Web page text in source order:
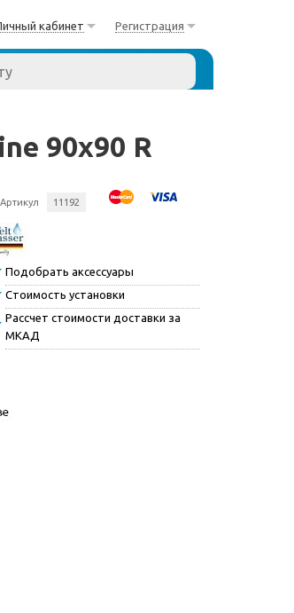
кабинет Регистрация
90x90 R
Артикул 11192
Подобрать аксессуары
Стоимость установки
Рассчет стоимости доставки за
МКАД